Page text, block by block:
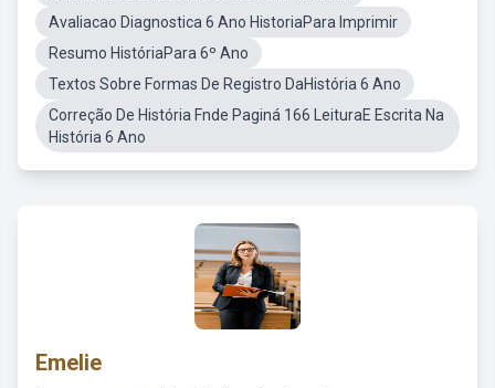
Avaliacao Diagnostica 6 Ano HistoriaPara Imprimir
Resumo HistóriaPara 6º Ano
Textos Sobre Formas De Registro DaHistória 6 Ano
Correção De História Fnde Paginá 166 LeituraE Escrita Na
História 6 Ano
Emelie